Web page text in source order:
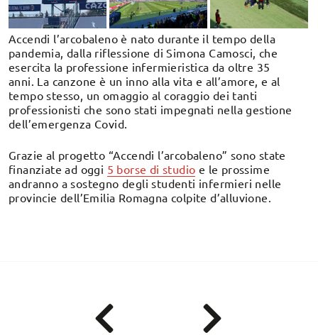
Accendi l’arcobaleno è nato durante il tempo della
pandemia, dalla riflessione di Simona Camosci, che
esercita la professione infermieristica da oltre 35
anni. La canzone è un inno alla vita e all’amore, e al
tempo stesso, un omaggio al coraggio dei tanti
professionisti che sono stati impegnati nella gestione
dell’emergenza Covid.
Grazie al progetto “Accendi l’arcobaleno” sono state
finanziate ad oggi 5 borse di studio e le prossime
andranno a sostegno degli studenti infermieri nelle
provincie dell’Emilia Romagna colpite d’alluvione.